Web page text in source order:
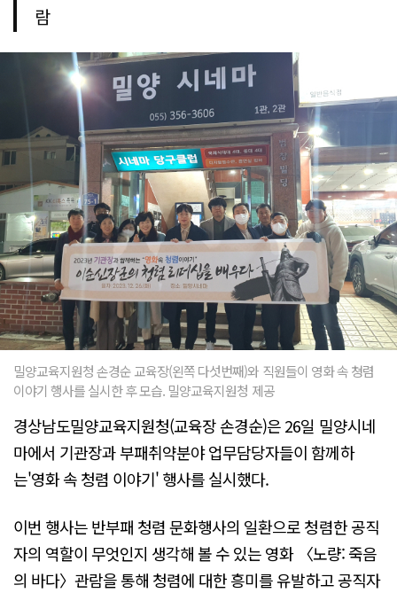
람
밀양교육지원청 손경순 교육장(왼쪽 다섯번째)와 직원들이 영화 속 쳥렴
이야기 행사를 실시한 후 모습. 밀양교육지원청 제공
경상남도밀양교육지원청(교육장 손경순)은 26일 밀양시네
마에서 기관장과 부패취약분야 업무담당자들이 함께하
는'영화 속 청렴 이야기' 행사를 실시했다.
이번 행사는 반부패 청렴 문화행사의 일환으로 청렴한 공직
자의 역할이 무엇인지 생각해 볼 수 있는 영화 〈노량: 죽음
의 바다〉관람을 통해 청렴에 대한 흥미를 유발하고 공직자